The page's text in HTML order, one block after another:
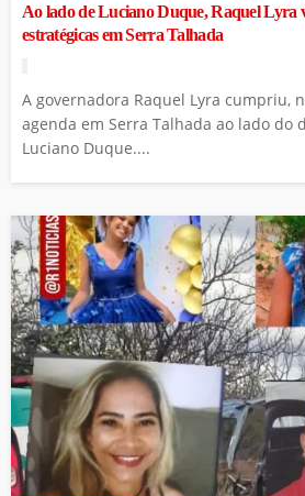
Ao lado de Luciano Duque, Raquel Lyra
estratégicas em Serra Talhada
A governadora Raquel Lyra cumpriu,
agenda em Serra Talhada ao lado do
Luciano Duque....